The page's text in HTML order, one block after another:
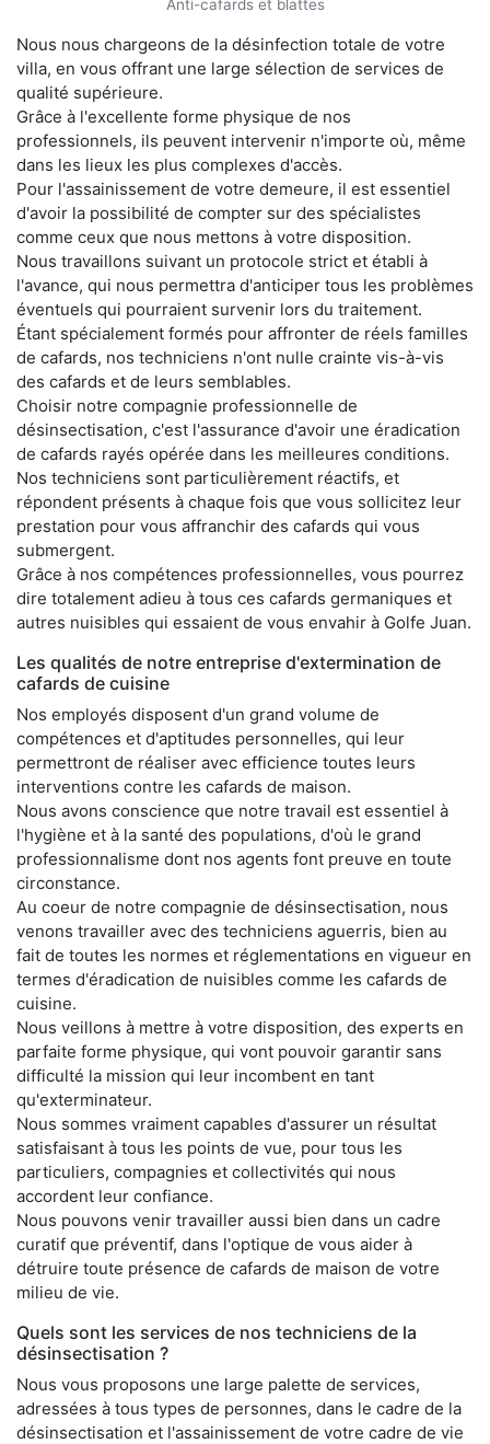
Anti-cafards et blattes
Nous nous chargeons de la désinfection totale de votre
villa, en vous offrant une large sélection de services de
qualité supérieure.
Grâce à l'excellente forme physique de nos
professionnels, ils peuvent intervenir n'importe où, même
dans les lieux les plus complexes d'accès.
Pour l'assainissement de votre demeure, il est essentiel
d'avoir la possibilité de compter sur des spécialistes
comme ceux que nous mettons à votre disposition.
Nous travaillons suivant un protocole strict et établi à
l'avance, qui nous permettra d'anticiper tous les problèmes
éventuels qui pourraient survenir lors du traitement.
Étant spécialement formés pour affronter de réels familles
de cafards, nos techniciens n'ont nulle crainte vis-à-vis
des cafards et de leurs semblables.
Choisir notre compagnie professionnelle de
désinsectisation, c'est l'assurance d'avoir une éradication
de cafards rayés opérée dans les meilleures conditions.
Nos techniciens sont particulièrement réactifs, et
répondent présents à chaque fois que vous sollicitez leur
prestation pour vous affranchir des cafards qui vous
submergent.
Grâce à nos compétences professionnelles, vous pourrez
dire totalement adieu à tous ces cafards germaniques et
autres nuisibles qui essaient de vous envahir à Golfe Juan.
Les qualités de notre entreprise d'extermination de
cafards de cuisine
Nos employés disposent d'un grand volume de
compétences et d'aptitudes personnelles, qui leur
permettront de réaliser avec efficience toutes leurs
interventions contre les cafards de maison.
Nous avons conscience que notre travail est essentiel à
l'hygiène et à la santé des populations, d'où le grand
professionnalisme dont nos agents font preuve en toute
circonstance.
Au coeur de notre compagnie de désinsectisation, nous
venons travailler avec des techniciens aguerris, bien au
fait de toutes les normes et réglementations en vigueur en
termes d'éradication de nuisibles comme les cafards de
cuisine.
Nous veillons à mettre à votre disposition, des experts en
parfaite forme physique, qui vont pouvoir garantir sans
difficulté la mission qui leur incombent en tant
qu'exterminateur.
Nous sommes vraiment capables d'assurer un résultat
satisfaisant à tous les points de vue, pour tous les
particuliers, compagnies et collectivités qui nous
accordent leur confiance.
Nous pouvons venir travailler aussi bien dans un cadre
curatif que préventif, dans l'optique de vous aider à
détruire toute présence de cafards de maison de votre
milieu de vie.
Quels sont les services de nos techniciens de la
désinsectisation ?
Nous vous proposons une large palette de services,
adressées à tous types de personnes, dans le cadre de la
désinsectisation et l'assainissement de votre cadre de vie